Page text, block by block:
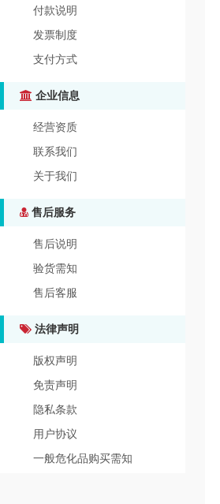
付款说明
发票制度
支付方式
企业信息
经营资质
联系我们
关于我们
售后服务
售后说明
验货需知
售后客服
法律声明
版权声明
免责声明
隐私条款
用户协议
一般危化品购买需知